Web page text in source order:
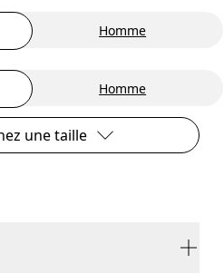
Homme
Homme
une taille